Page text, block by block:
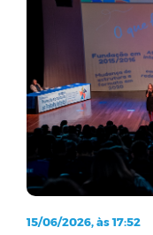
15/06/2026, às 17:52